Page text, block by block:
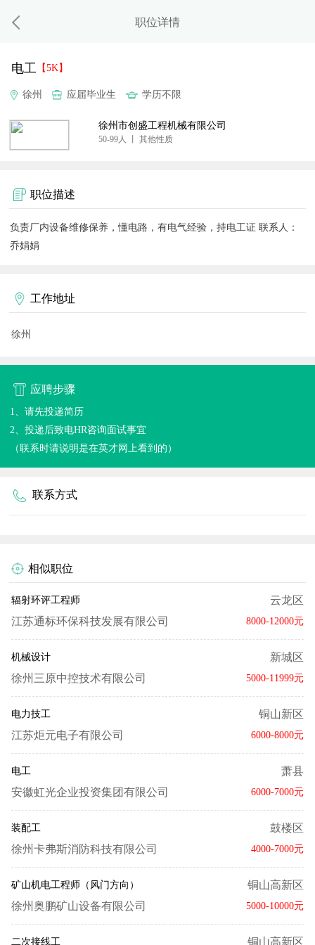
职位详情
电工 【5K】
徐州 应届毕业生 学历不限
徐州市创盛工程机械有限公司
50-99人 丨 其他性质
职位描述
负责厂内设备维修保养，懂电路，有电气经验，持电工证 联系人：
乔娟娟
工作地址
徐州
应聘步骤
1、请先投递简历
2、投递后致电HR咨询面试事宜
（联系时请说明是在英才网上看到的）
联系方式
相似职位
辐射环评工程师
云龙区
江苏通标环保科技发展有限公司
8000-12000元
机械设计
新城区
徐州三原中控技术有限公司
5000-11999元
电力技工
铜山新区
江苏炬元电子有限公司
6000-8000元
电工
萧县
安徽虹光企业投资集团有限公司
6000-7000元
装配工
鼓楼区
徐州卡弗斯消防科技有限公司
4000-7000元
矿山机电工程师（风门方向）
铜山高新区
徐州奥鹏矿山设备有限公司
5000-10000元
二次接线工 铜山高新区